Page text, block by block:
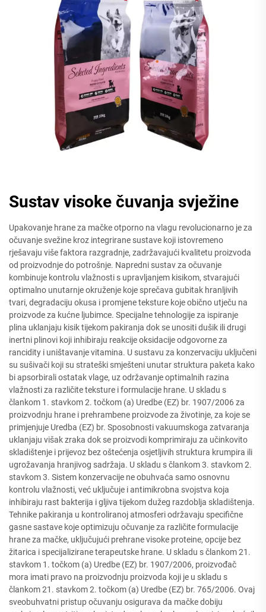
Sustav visoke čuvanja svježine
Upakovanje hrane za mačke otporno na vlagu revolucionarno je za
očuvanje svežine kroz integrirane sustave koji istovremeno
rješavaju više faktora razgradnje, zadržavajući kvalitetu proizvoda
od proizvodnje do potrošnje. Napredni sustav za očuvanje
kombinuje kontrolu vlažnosti s upravljanjem kisikom, stvarajući
optimalno unutarnje okruženje koje sprečava gubitak hranljivih
tvari, degradaciju okusa i promjene teksture koje obično utječu na
proizvode za kućne ljubimce. Specijalne tehnologije za ispiranje
plina uklanjaju kisik tijekom pakiranja dok se unositi dušik ili drugi
inertni plinovi koji inhibiraju reakcije oksidacije odgovorne za
rancidity i uništavanje vitamina. U sustavu za konzervaciju uključeni
su sušivači koji su strateški smješteni unutar struktura paketa kako
bi apsorbirali ostatak vlage, uz održavanje optimalnih razina
vlažnosti za različite teksture i formulacije hrane. U skladu s
člankom 1. stavkom 2. točkom (a) Uredbe (EZ) br. 1907/2006 za
proizvodnju hrane i prehrambene proizvode za životinje, za koje se
primjenjuje Uredba (EZ) br. Sposobnosti vakuumskoga zatvaranja
uklanjaju višak zraka dok se proizvodi komprimiraju za učinkovito
skladištenje i prijevoz bez oštećenja osjetljivih struktura krumpira ili
ugrožavanja hranjivog sadržaja. U skladu s člankom 3. stavkom 2.
stavkom 3. Sistem konzervacije ne obuhvaća samo osnovnu
kontrolu vlažnosti, već uključuje i antimikrobna svojstva koja
inhibiraju rast bakterija i gljiva tijekom dužeg razdoblja skladištenja.
Tehnike pakiranja u kontroliranoj atmosferi održavaju specifične
gasne sastave koje optimizuju očuvanje za različite formulacije
hrane za mačke, uključujući prehrane visoke proteine, opcije bez
žitarica i specijalizirane terapeutske hrane. U skladu s člankom 21.
stavkom 1. točkom (a) Uredbe (EZ) br. 1907/2006, proizvođač
mora imati pravo na proizvodnju proizvoda koji je u skladu s
člankom 21. stavkom 2. točkom (a) Uredbe (EZ) br. 765/2006. Ovaj
sveobuhvatni pristup očuvanju osigurava da mačke dobiju